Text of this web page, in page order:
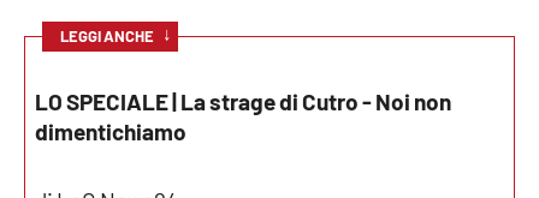
Politica
Sanità
LEGGI ANCHE ↓
LO SPECIALE | La strage di Cutro - Noi non
dimentichiamo